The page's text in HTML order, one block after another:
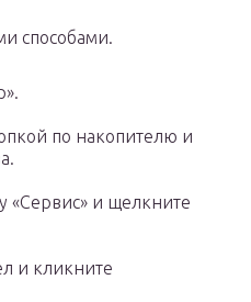
способами.
по накопителю и
«Сервис» и щелкните
и кликните